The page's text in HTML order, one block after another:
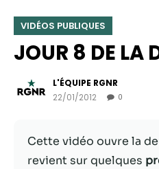
VIDÉOS PUBLIQUES
JOUR 8 DE LA
L'ÉQUIPE RGNR
22/01/2012
0
Cette vidéo ouvre la
revient sur quelques